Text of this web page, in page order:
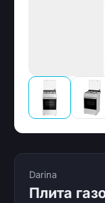
Darina
Плита